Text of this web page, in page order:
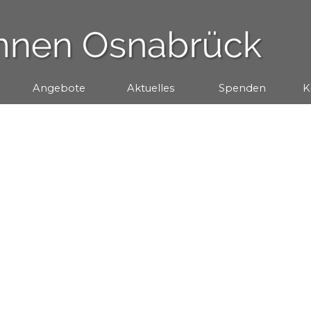
Menü überspringen
▼
Angebote ▼
Aktuelles ▼
Spenden